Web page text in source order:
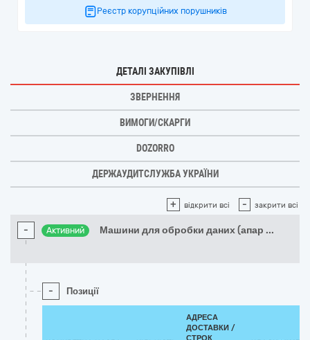
Реєстр корупційних порушників
ДЕТАЛІ ЗАКУПІВЛІ
ЗВЕРНЕННЯ
ВИМОГИ/СКАРГИ
DOZORRO
ДЕРЖАУДИТСЛУЖБА УКРАЇНИ
+ відкрити всі - закрити всі
- Активний Машини для обробки даних (апар ...
- Позиції
АДРЕСА
ДОСТАВКИ /